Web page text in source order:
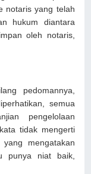
notaris yang telah
hukum diantara
oleh notaris,
pedomannya,
semua
pengelolaan
tidak mengerti
mengatakan
punya niat baik,